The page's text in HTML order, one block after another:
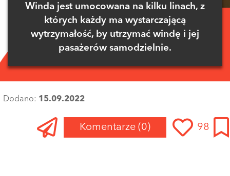
Winda jest umocowana na kilku linach, z
których każdy ma wystarczającą
wytrzymałość, by utrzymać windę i jej
pasażerów samodzielnie.
Dodano: 15.09.2022
Komentarze (0) 98